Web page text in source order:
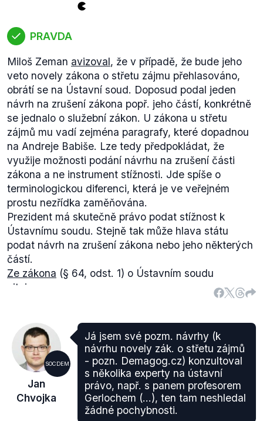
právním úkonům zaměstnavatele vůči oznamovateli
úkonům nedošlo v důsledku oznámení, dá k nim
Naopakvládní návrh(.docx) je opravdu koncepčně
jiný a jednodušší. Nevytváří totiž nový zákon, pouze
do stávajících zákonů inkorporuje příslušná
ustanovení, která oznamovatele mají chránit. Vkládá
tedy do již zmíněných zákonů o vojácích z povolání,
státní službě nebo i do zákoníku práce zákazy
znevýhodňování či postihování zaměstnance, který
protiprávní jednání oznámil. Na rozdíl od návrhu
Andreje Babiše je pak ochrana poskytována
automaticky a není tedy potřeba mít přiznaný status
chráněného oznamovatele.
Co se týká procesu přijímání tohoto zákona, vláda
na svém webu informovala, že Legislativní rada
vlády schválilanávrh tohoto zákona. 31. ledna ho
pak měla
meziresortního řízení bylypřipomínky zasílány mezi
rozdílnost návrhů Andreje Babiše a vlády správně, a
stejně tak je tedy hodnocen i celý výrok.
PRAVDA
Miloš Zeman avizoval, že v případě, že bude jeho
veto novely zákona o střetu zájmu přehlasováno,
obrátí se na Ústavní soud. Doposud podal jeden
návrh na zrušení zákona popř. jeho částí, konkrétně
se jednalo o služební zákon. U zákona u střetu
zájmů mu vadí zejména paragrafy, které dopadnou
na Andreje Babiše. Lze tedy předpokládat, že
využije možnosti podání návrhu na zrušení části
zákona a ne instrument stížnosti. Jde spíše o
terminologickou diferenci, která je ve veřejném
prostu nezřídka zaměňována.
Prezident má skutečně právo podat stížnost k
Ústavnímu soudu. Stejně tak může hlava státu
podat návrh na zrušení zákona nebo jeho některých
částí.
Ze zákona (§ 64, odst. 1) o Ústavním soudu
citujeme:
Návrh na zrušení zákona nebo jeho jednotlivých
a) prezident republiky,
b) skupina nejméně 41 poslanců nebo skupina
nejméně 17 senátorů,
c) senát Ústavního soudu v souvislosti s
rozhodováním o ústavní stížnosti,
d) vláda (...)
Každý občan má pak právo na podání
ústavní stížnosti. To ovšem může využít, vyčerpá-li
SOCDEM
Jan
Chvojka
Já jsem své pozm. návrhy (k
návrhu novely zák. o střetu zájmů
- pozn. Demagog.cz) konzultoval
s několika experty na ústavní
právo, např. s panem profesorem
Gerlochem (...), ten tam neshledal
žádné pochybnosti.